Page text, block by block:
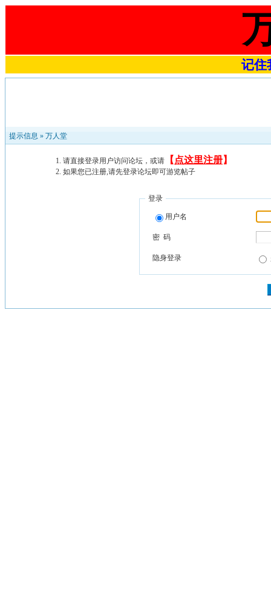
记住
提示信息 » 万人堂
请直接登录用户访问论坛，或请 【 点这里注册】
如果您已注册,请先登录论坛即可游览帖子
登录
用户名
密 码
隐身登录